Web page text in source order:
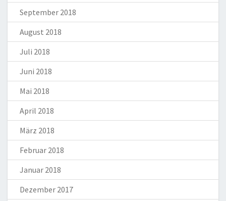
September 2018
August 2018
Juli 2018
Juni 2018
Mai 2018
April 2018
März 2018
Februar 2018
Januar 2018
Dezember 2017